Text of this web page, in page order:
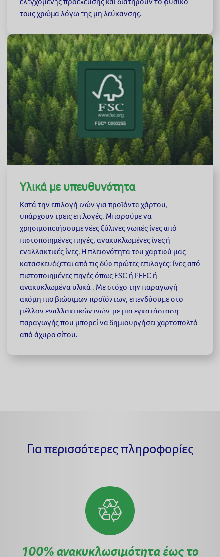
τους χρώμα λόγω της μη λεύκανσης.
Υλικά με υπευθυνότητα
Κατά την επιλογή ινών για προϊόντα χάρτου,
υπάρχουν τρεις επιλογές. Μπορούμε να
χρησιμοποιήσουμε νέες ξύλινες νωπές ίνες από
πιστοποιημένες πηγές, ανακυκλωμένες ίνες ή
εναλλακτικές ίνες. Η πλειονότητα του χαρτιού μας
κατασκευάζεται από τις δύο πρώτες επιλογές: ίνες από
πιστοποιημένες πηγές όπως FSC ή PEFC ή
ανακυκλωμένα υλικά . Με στόχο την παραγωγή
ακόμη πιο βιώσιμων προϊόντων, επενδύουμε στο
μέλλον εναλλακτικών ινών, με μια εγκατάσταση
παραγωγής που μπορεί να δημιουργήσει χαρτοπολτό
από άχυρο σίτου.
Για περισσότερες πληροφορίες
100% ανακυκλωσιμότητα έως το
Ο οδηγός σας για να απολαύσετε την
οικογενειακή ζωή.
Ανακαλύψτε πώς μπορείτε να φροντίσετε
περισσότερο τον εαυτό σας και τους
αγαπημένους σας, μέσα από τις συμβουλές και
τις ιδέες μας.
Δείτε τις συμβουλές μας